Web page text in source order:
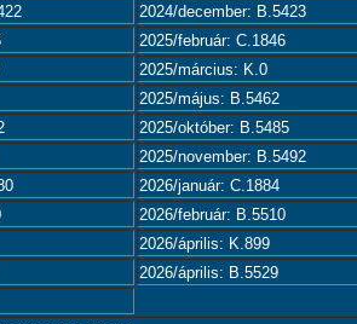
2024/december: B.5423
2025/február: C.1846
2025/március: K.0
2025/május: B.5462
2025/október: B.5485
2025/november: B.5492
2026/január: C.1884
2026/február: B.5510
2026/április: K.899
2026/április: B.5529